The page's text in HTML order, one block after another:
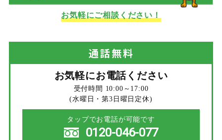
お気軽にご相談ください！
通話無料
お気軽にお電話ください
受付時間 10:00～17:00
(水曜日・第3日曜日定休)
タップでお電話が可能です
0120-046-077